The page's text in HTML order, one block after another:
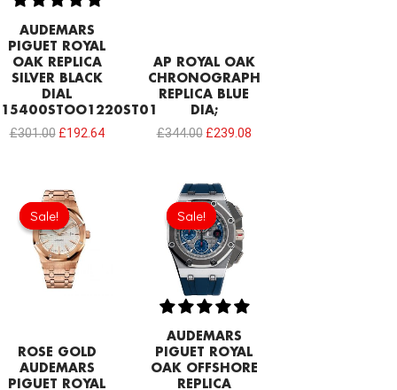
AUDEMARS
PIGUET ROYAL
OAK REPLICA
SILVER BLACK
DIAL
15400STOO1220ST01
£301.00 £192.64
AP ROYAL OAK
CHRONOGRAPH
REPLICA BLUE
DIA;
£344.00 £239.08
Sale!
Sale!
ROSE GOLD
AUDEMARS
PIGUET ROYAL
Original
price
was:
£301.00.
Sale!
Sale!
AUDEMARS
PIGUET ROYAL
OAK OFFSHORE
REPLICA
Original
price
was:
£1,032.00.